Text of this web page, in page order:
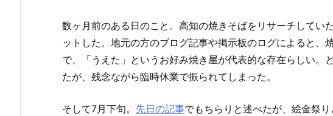
数ヶ月前のある日のこと。高知の焼きそばをリサーチしてい
ットした。地元の方のブログ記事や掲示板のログによると、
で、「うえた」というお好み焼き屋が代表的な存在らしい。
たが、残念ながら臨時休業で振られてしまった。
そして7月下旬。 先日の記事でもちらりと述べたが、絵金祭